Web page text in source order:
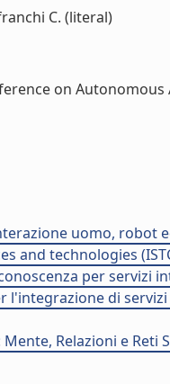
C. (literal)
on
uomo, robot
and technologies
per servizi
di
Relazioni e Reti